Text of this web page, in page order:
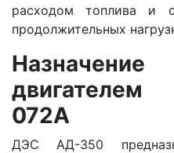
расходом топлива и
продолжительных
072A
ДЭС АД-350